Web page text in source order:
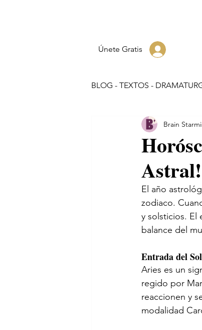
Únete Gratis
BLOG - TEXTOS -
Astral!
Brain
El año
zodiaco.
y solsticios. El
balance del
Entrada del
Aries es un
regido por
reaccionen y
modalidad